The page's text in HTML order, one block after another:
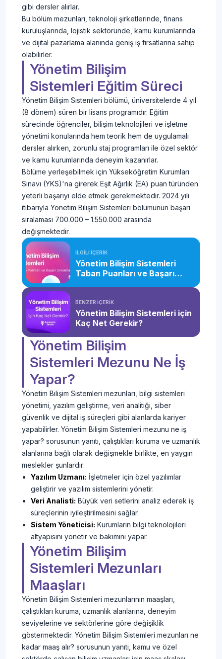
gibi dersler alırlar.
Bu bölüm mezunları, teknoloji şirketlerinde, finans
kuruluşlarında, lojistik sektöründe, kamu kurumlarında
ve dijital pazarlama alanında geniş iş fırsatlarına sahip
olabilirler.
Yönetim Bilişim
Sistemleri Eğitim Süreci
Yönetim Bilişim Sistemleri bölümü, üniversitelerde 4 yıl
(8 dönem) süren bir lisans programıdır. Eğitim
sürecinde öğrenciler, bilişim teknolojileri ve işletme
yönetimi konularında hem teorik hem de uygulamalı
dersler alırken, zorunlu staj programları ile özel sektör
ve kamu kurumlarında deneyim kazanırlar.
Bölüme yerleşebilmek için Yükseköğretim Kurumları
Sınavı (YKS)'na girerek Eşit Ağırlık (EA) puan türünden
yeterli başarıyı elde etmek gerekmektedir. 2024 yılı
itibarıyla Yönetim Bilişim Sistemleri bölümünün başarı
sıralaması 700.000 – 1.550.000 arasında
değişmektedir.
İLGİLİ İÇERİK
Yönetim Bilişim Sistemleri
Taban Puanları ve Başarı
BENZER İÇERİK
Yönetim Bilişim Sistemleri için
Kaç Net Gerekir?
Yönetim Bilişim
Sistemleri Mezunu Ne İş
Yapar?
Yönetim Bilişim Sistemleri mezunları, bilgi sistemleri
yönetimi, yazılım geliştirme, veri analitiği, siber
güvenlik ve dijital iş süreçleri gibi alanlarda kariyer
yapabilirler. Yönetim Bilişim Sistemleri mezunu ne iş
yapar? sorusunun yanıtı, çalıştıkları kuruma ve uzmanlık
alanlarına bağlı olarak değişmekle birlikte, en yaygın
meslekler şunlardır:
Yazılım Uzmanı: İşletmeler için özel yazılımlar
geliştirir ve yazılım sistemlerini yönetir.
Veri Analisti: Büyük veri setlerini analiz ederek iş
süreçlerinin iyileştirilmesini sağlar.
Sistem Yöneticisi: Kurumların bilgi teknolojileri
altyapısını yönetir ve bakımını yapar.
Yönetim Bilişim
Sistemleri Mezunları
Maaşları
Yönetim Bilişim Sistemleri mezunlarının maaşları,
çalıştıkları kuruma, uzmanlık alanlarına, deneyim
seviyelerine ve sektörlerine göre değişiklik
göstermektedir. Yönetim Bilişim Sistemleri mezunları ne
kadar maaş alır? sorusunun yanıtı, kamu ve özel